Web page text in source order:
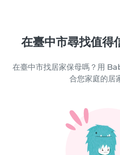
在臺中市尋找值得
在臺中市找居家保母嗎？用
合您家庭的居